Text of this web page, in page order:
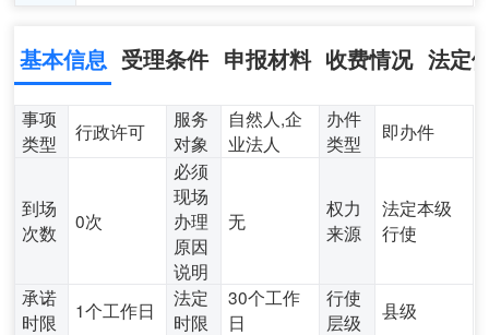
基本信息 受理条件 申报材料 收费情况 法定
事项
类型
行政许可
服务
对象
自然人,企
业法人
办件
类型
即办件
到场
次数
0次
必须
现场
办理
原因
说明
无
权力
来源
法定本级
行使
承诺
时限
1个工作日
法定
时限
30个工作
日
行使
层级
县级